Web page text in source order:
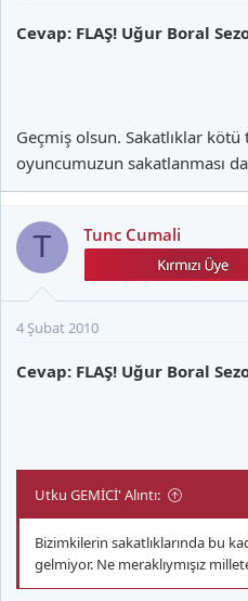
Cevap: FLAŞ! Uğur Boral
Geçmiş olsun. Sakatlıklar
oyuncumuzun sakatlanması
T Tunc Cumali
4 Şubat 2010
Cevap: FLAŞ! Uğur Boral
Utku GEMİCİ' Alıntı:
Bizimkilerin sakatlıklarında bu
gelmiyor. Ne meraklıymışız